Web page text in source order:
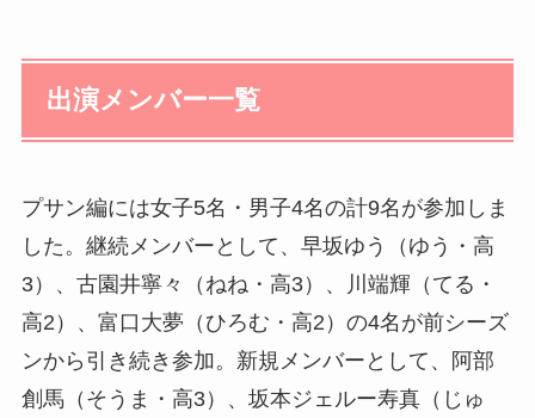
出演メンバー一覧
プサン編には女子5名・男子4名の計9名が参加しま
した。継続メンバーとして、早坂ゆう（ゆう・高
3）、古園井寧々（ねね・高3）、川端輝（てる・
高2）、富口大夢（ひろむ・高2）の4名が前シーズ
ンから引き続き参加。新規メンバーとして、阿部
創馬（そうま・高3）、坂本ジェルー寿真（じゅ